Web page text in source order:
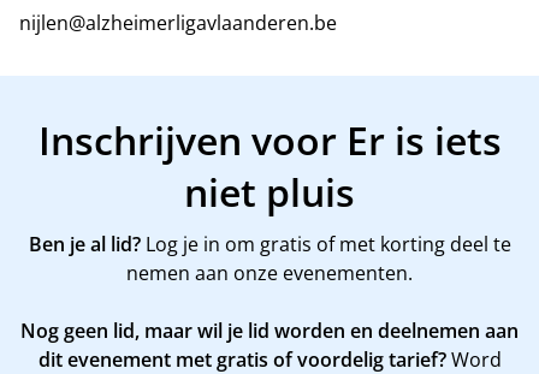
nijlen@alzheimerligavlaanderen.be
Inschrijven voor Er is iets
niet pluis
Ben je al lid?Log je in om gratis of met korting deel te
nemen aan onze evenementen.
Nog geen lid, maar wil je lid worden en deelnemen aan
dit evenement met gratis of voordelig tarief?Word